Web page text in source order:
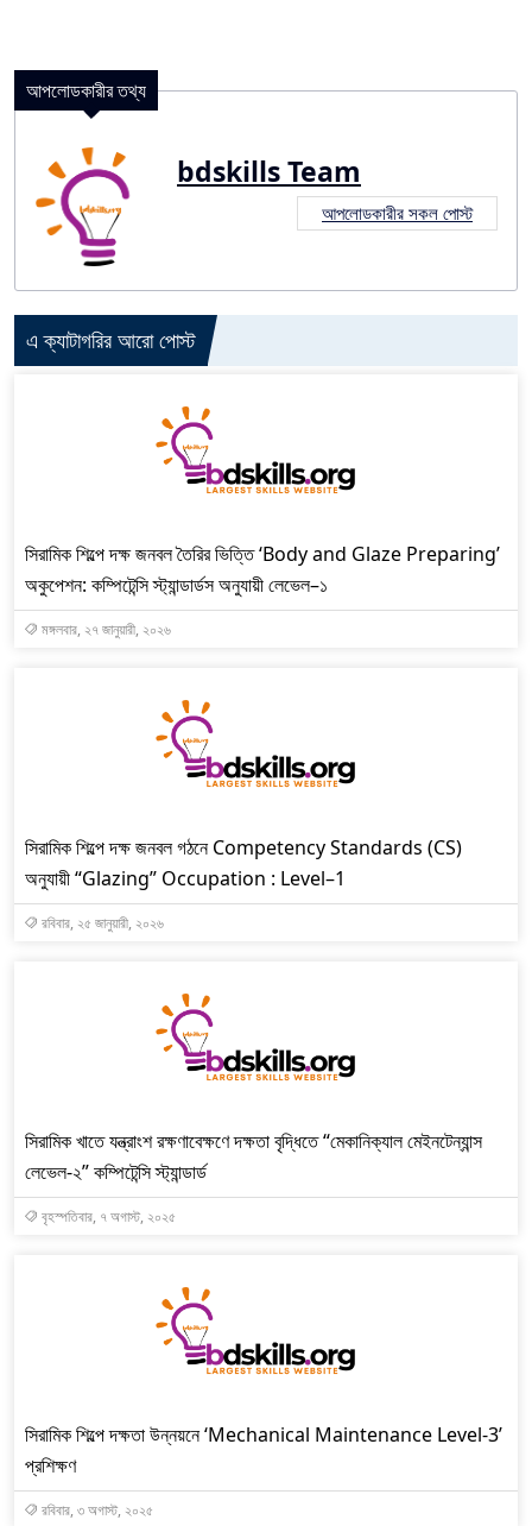
আপলোডকারীর তথ্য
bdskills Team
আপলোডকারীর সকল পোস্ট
এ ক্যাটাগরির আরো পোস্ট
সিরামিক শিল্পে দক্ষ জনবল তৈরির ভিত্তি ‘Body and Glaze Preparing’
অকুপেশন: কম্পিটেন্সি স্ট্যান্ডার্ডস অনুযায়ী লেভেল–১
মঙ্গলবার, ২৭ জানুয়ারী, ২০২৬
সিরামিক শিল্পে দক্ষ জনবল গঠনে Competency Standards (CS)
অনুযায়ী “Glazing” Occupation : Level–1
রবিবার, ২৫ জানুয়ারী, ২০২৬
সিরামিক খাতে যন্ত্রাংশ রক্ষণাবেক্ষণে দক্ষতা বৃদ্ধিতে “মেকানিক্যাল মেইনটেন্যান্স
লেভেল-২” কম্পিটেন্সি স্ট্যান্ডার্ড
বৃহস্পতিবার, ৭ অগাস্ট, ২০২৫
সিরামিক শিল্পে দক্ষতা উন্নয়নে ‘Mechanical Maintenance Level-3’
প্রশিক্ষণ
রবিবার, ৩ অগাস্ট, ২০২৫